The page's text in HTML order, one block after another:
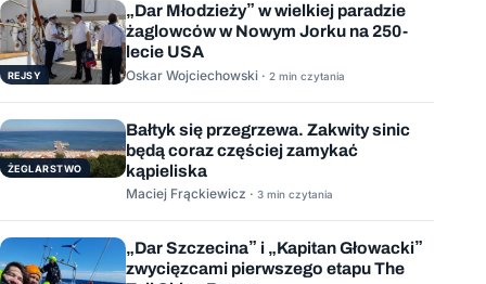
REJSY
„Dar Młodzieży” w wielkiej paradzie
żaglowców w Nowym Jorku na 250-
lecie USA
Oskar Wojciechowski · 2 min czytania
ŻEGLARSTWO
Bałtyk się przegrzewa. Zakwity sinic
będą coraz częściej zamykać
kąpieliska
Maciej Frąckiewicz · 3 min czytania
„Dar Szczecina” i „Kapitan Głowacki”
zwycięzcami pierwszego etapu The